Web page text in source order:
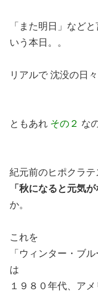
「また明日」など
いう本日。。
リアルで 沈没の日
ともあれ その２ な
紀元前のヒポクラテ
「秋になると元気
か。
これを
「ウィンター・ブ
は
１９８０年代、ア